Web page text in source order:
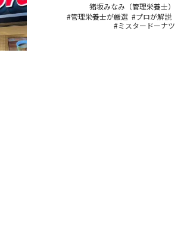
猪坂みなみ（管理栄養士）
管理栄養士が厳選
プロが解説
ミスタードーナツ